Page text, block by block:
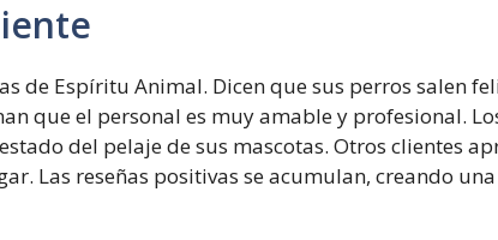
de Espíritu Animal. Dicen que sus perros salen
que el personal es muy amable y profesional.
del pelaje de sus mascotas. Otros clientes
Las reseñas positivas se acumulan, creando una